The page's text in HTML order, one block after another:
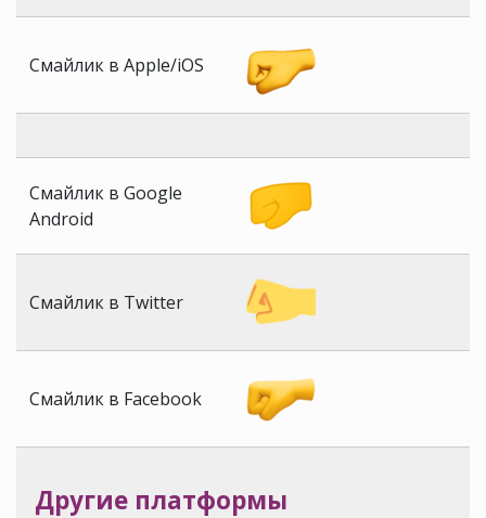
Смайлик в Apple/iOS
Смайлик в Google
Android
Смайлик в Twitter
Смайлик в Facebook
Другие платформы